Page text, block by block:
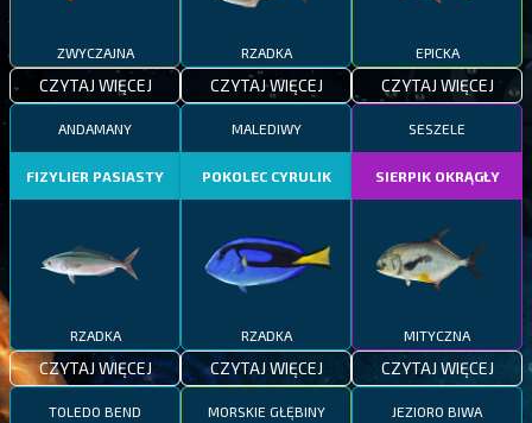
ZWYCZAJNA
CZYTAJ WIĘCEJ
RZADKA
CZYTAJ WIĘCEJ
EPICKA
CZYTAJ WIĘCEJ
ANDAMANY
FIZYLIER PASIASTY
RZADKA
CZYTAJ WIĘCEJ
MALEDIWY
POKOLEC CYRULIK
RZADKA
CZYTAJ WIĘCEJ
SESZELE
SIERPIK OKRĄGŁY
MITYCZNA
CZYTAJ WIĘCEJ
TOLEDO BEND MORSKIE GŁĘBINY JEZIORO BIWA